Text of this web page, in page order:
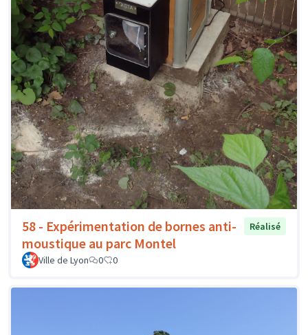
58 - Expérimentation de bornes anti-
moustique au parc Montel
Réalisé
Ville de Lyon 0 0